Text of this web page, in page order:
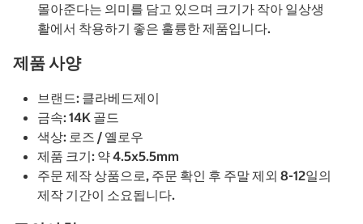
몰아준다는 의미를 담고 있으며 크기가 작아 일상생
활에서 착용하기 좋은 훌륭한 제품입니다.
제품 사양
브랜드: 클라베드제이
금속: 14K 골드
색상: 로즈 / 옐로우
제품 크기: 약 4.5x5.5mm
주문 제작 상품으로, 주문 확인 후 주말 제외 8-12일의
제작 기간이 소요됩니다.